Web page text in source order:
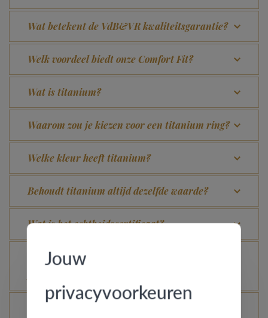
Wat betekent de VdB&VR kwaliteitsgarantie?
Welk voordeel biedt onze Comfort Fit?
Wat is titanium?
Waarom zou je kiezen voor een titanium ring?
Welke kleur heeft titanium?
Behoudt titanium altijd dezelfde waarde?
Wat is het echtheidscertificaat?
Voor welke ringen is de diefstalverzekering
Jouw
privacyvoorkeuren